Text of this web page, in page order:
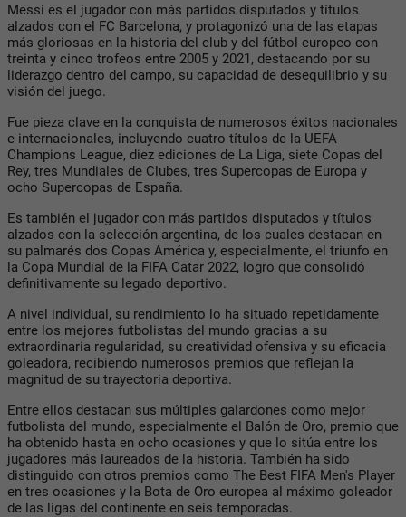
Messi es el jugador con más partidos disputados y títulos
alzados con el FC Barcelona, y protagonizó una de las etapas
más gloriosas en la historia del club y del fútbol europeo con
treinta y cinco trofeos entre 2005 y 2021, destacando por su
liderazgo dentro del campo, su capacidad de desequilibrio y su
visión del juego.
Fue pieza clave en la conquista de numerosos éxitos nacionales
e internacionales, incluyendo cuatro títulos de la UEFA
Champions League, diez ediciones de La Liga, siete Copas del
Rey, tres Mundiales de Clubes, tres Supercopas de Europa y
ocho Supercopas de España.
Es también el jugador con más partidos disputados y títulos
alzados con la selección argentina, de los cuales destacan en
su palmarés dos Copas América y, especialmente, el triunfo en
la Copa Mundial de la FIFA Catar 2022, logro que consolidó
definitivamente su legado deportivo.
A nivel individual, su rendimiento lo ha situado repetidamente
entre los mejores futbolistas del mundo gracias a su
extraordinaria regularidad, su creatividad ofensiva y su eficacia
goleadora, recibiendo numerosos premios que reflejan la
magnitud de su trayectoria deportiva.
Entre ellos destacan sus múltiples galardones como mejor
futbolista del mundo, especialmente el Balón de Oro, premio que
ha obtenido hasta en ocho ocasiones y que lo sitúa entre los
jugadores más laureados de la historia. También ha sido
distinguido con otros premios como The Best FIFA Men's Player
en tres ocasiones y la Bota de Oro europea al máximo goleador
de las ligas del continente en seis temporadas.